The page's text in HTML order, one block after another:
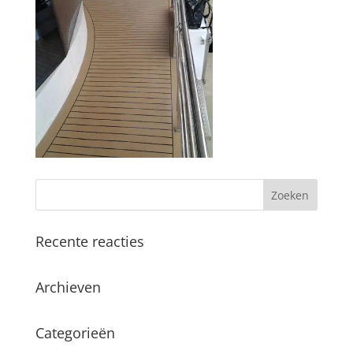
Recente reacties
Archieven
Categorieën